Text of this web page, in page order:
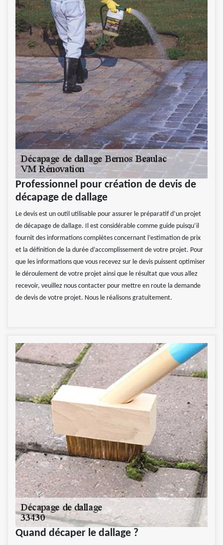
Professionnel pour création de devis de
décapage de dallage
Le devis est un outil utilisable pour assurer le préparatif d’un projet
de décapage de dallage. Il est considérable comme guide puisqu’il
fournit des informations complètes concernant l’estimation de prix
et la définition de la durée d’accomplissement de votre projet. Pour
que les informations que vous recevez sur le devis puissent optimiser
le déroulement de votre projet ainsi que le résultat que vous allez
recevoir, veuillez nous contacter pour mettre en route la demande
de devis de votre projet. Nous le réalisons gratuitement.
Quand décaper le dallage ?